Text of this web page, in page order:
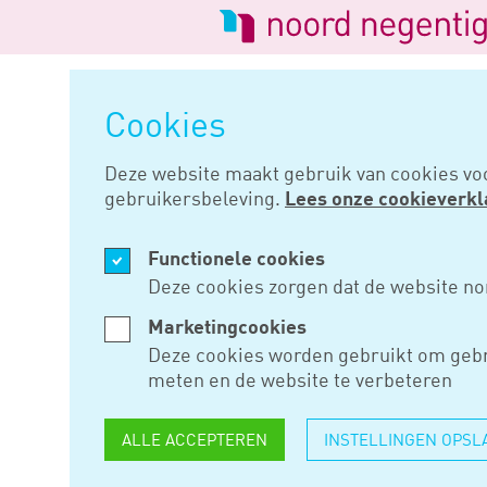
Cookies
Deze website maakt gebruik van cookies
gebruikersbeleving. Lees onze
Functionele cookies
Deze cookies zorgen dat de website
Marketingcookies
Deze cookies worden gebruikt om
meten en de website te verbeteren
ALLE ACCEPTEREN INSTELLINGEN
Logo
van
Noord
Negentig
JUN 20, 2023
GEEN
VOOR NA
BETAALDE